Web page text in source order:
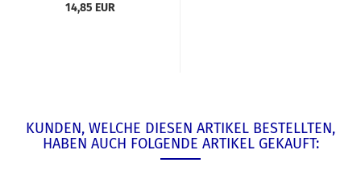
14,85 EUR
KUNDEN, WELCHE DIESEN ARTIKEL BESTELLTEN,
HABEN AUCH FOLGENDE ARTIKEL GEKAUFT: